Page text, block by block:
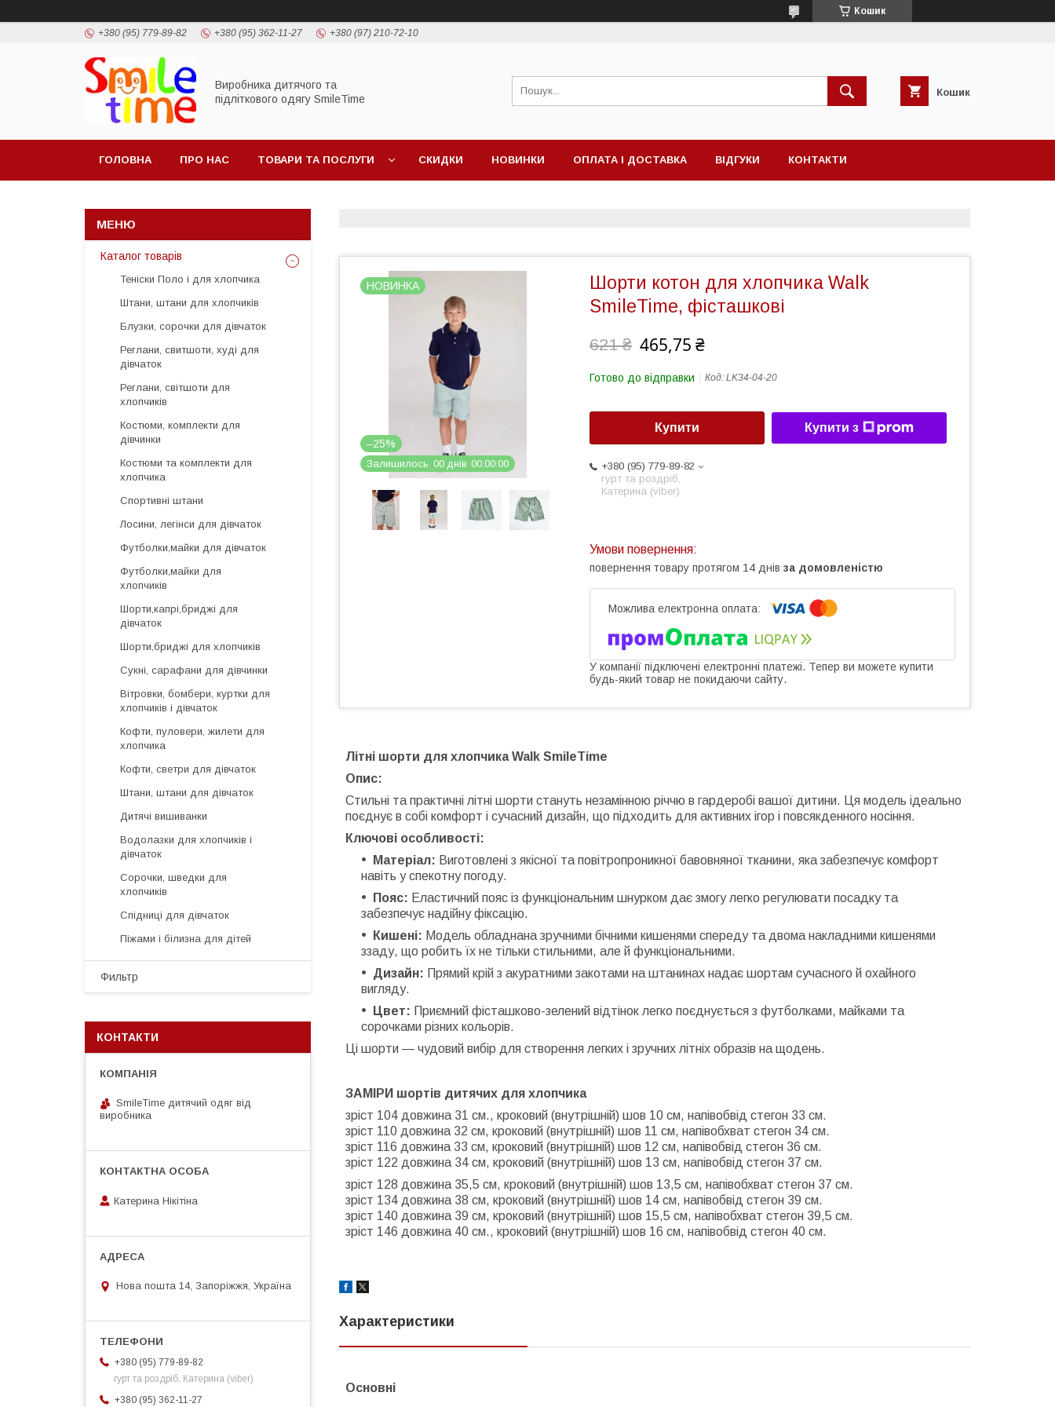
Кошик
+380 (95) 779-89-82 +380 (95) 362-11-27 +380 (97) 210-72-10
Виробника дитячого та
підліткового одягу SmileTime
Кошик
ГОЛОВНА ПРО НАС ТОВАРИ ТА ПОСЛУГИ СКИДКИ НОВИНКИ ОПЛАТА І ДОСТАВКА ВІДГУКИ КОНТАКТИ
НОВИНКА
–25%
Залишилось 00 днів 00 00 00
Шорти котон для хлопчика Walk
SmileTime, фісташкові
621 ₴ 465,75 ₴
Готово до відправки Код: LK34-04-20
Купити Купити з
+380 (95) 779-89-82
гурт та роздріб,
Катерина (viber)
повернення товару протягом 14 днів за домовленістю
У компанії підключені електронні платежі. Тепер ви можете купити
будь-який товар не покидаючи сайту.
Літні шорти для хлопчика Walk SmileTime
Опис:
Стильні та практичні літні шорти стануть незамінною річчю в гардеробі вашої дитини. Ця модель ідеально
поєднує в собі комфорт і сучасний дизайн, що підходить для активних ігор і повсякденного носіння.
Ключові особливості:
Матеріал: Виготовлені з якісної та повітропроникної бавовняної тканини, яка забезпечує комфорт
навіть у спекотну погоду.
Пояс: Еластичний пояс із функціональним шнурком дає змогу легко регулювати посадку та
забезпечує надійну фіксацію.
Кишені: Модель обладнана зручними бічними кишенями спереду та двома накладними кишенями
ззаду, що робить їх не тільки стильними, але й функціональними.
Дизайн: Прямий крій з акуратними закотами на штанинах надає шортам сучасного й охайного
вигляду.
Цвет: Приємний фісташково-зелений відтінок легко поєднується з футболками, майками та
сорочками різних кольорів.
Ці шорти — чудовий вибір для створення легких і зручних літніх образів на щодень.
ЗАМІРИ шортів дитячих для хлопчика
зріст 104 довжина 31 см., кроковий (внутрішній) шов 10 см, напівобвід стегон 33 см.
зріст 110 довжина 32 см, кроковий (внутрішній) шов 11 см, напівобхват стегон 34 см.
зріст 116 довжина 33 см, кроковий (внутрішній) шов 12 см, напівобвід стегон 36 см.
зріст 122 довжина 34 см, кроковий (внутрішній) шов 13 см, напівобвід стегон 37 см.
зріст 128 довжина 35,5 см, кроковий (внутрішній) шов 13,5 см, напівобхват стегон 37 см.
зріст 134 довжина 38 см, кроковий (внутрішній) шов 14 см, напівобвід стегон 39 см.
зріст 140 довжина 39 см, кроковий (внутрішній) шов 15,5 см, напівобхват стегон 39,5 см.
зріст 146 довжина 40 см., кроковий (внутрішній) шов 16 см, напівобвід стегон 40 см.
Характеристики
Основні
Каталог товарів
Теніски Поло і для хлопчика
Штани, штани для хлопчиків
Блузки, сорочки для дівчаток
Реглани, свитшоти, худі для
дівчаток
Реглани, світшоти для
хлопчиків
Костюми, комплекти для
дівчинки
Костюми та комплекти для
хлопчика
Спортивні штани
Лосини, легінси для дівчаток
Футболки,майки для дівчаток
Футболки,майки для
хлопчиків
Шорти,капрі,бриджі для
дівчаток
Шорти,бриджі для хлопчиків
Сукні, сарафани для дівчинки
Вітровки, бомбери, куртки для
хлопчиків і дівчаток
Кофти, пуловери, жилети для
хлопчика
Кофти, светри для дівчаток
Штани, штани для дівчаток
Дитячі вишиванки
Водолазки для хлопчиків і
дівчаток
Сорочки, шведки для
хлопчиків
Спідниці для дівчаток
Піжами і білизна для дітей
Фильтр
КОНТАКТИ
SmileTime дитячий одяг від
виробника
Катерина Нікітіна
Нова пошта 14, Запоріжжя, Україна
+380 (95) 779-89-82
гурт та роздріб, Катерина (viber)
+380 (95) 362-11-27